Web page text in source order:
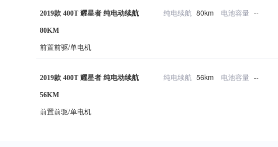
2019款 400T 耀星者 纯电动续航
80KM
前置前驱/单电机
纯电续航 80km 电池容量 --
2019款 400T 耀星者 纯电动续航
56KM
前置前驱/单电机
纯电续航 56km 电池容量 --